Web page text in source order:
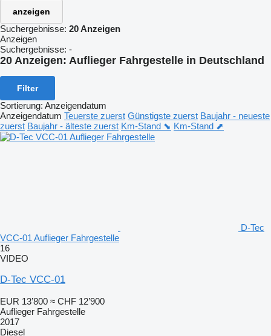
anzeigen
Suchergebnisse: 20 Anzeigen
Anzeigen
Suchergebnisse: -
20 Anzeigen: Auflieger Fahrgestelle in Deutschland
Filter
Sortierung: Anzeigendatum
Anzeigendatum Teuerste zuerst Günstigste zuerst Baujahr - neueste
zuerst Baujahr - älteste zuerst Km-Stand ⬊ Km-Stand ⬈
D-Tec
VCC-01 Auflieger Fahrgestelle
16
VIDEO
D-Tec VCC-01
EUR 13’800 ≈ CHF 12’900
Auflieger Fahrgestelle
2017
Diesel